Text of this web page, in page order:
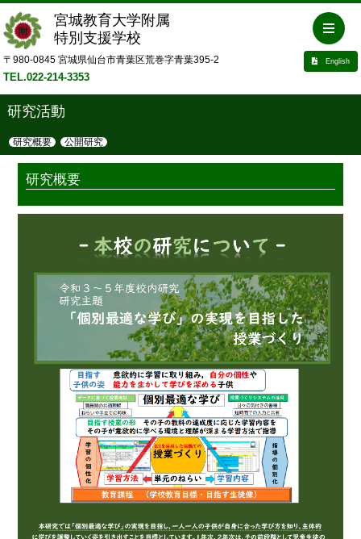
宮城教育大学附属
特別支援学校
English
〒980-0845 宮城県仙台市青葉区荒巻字青葉395-2
TEL.022-214-3353
研究活動
研究概要 公開研究
研究概要